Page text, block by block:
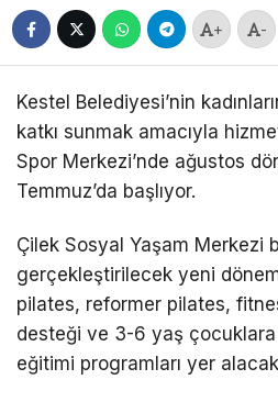
+ -
Kestel Belediyesi’nin
katkı sunmak amacıyla
Spor Merkezi’nde ağustos
Temmuz’da başlıyor.
Çilek Sosyal Yaşam Merkezi
gerçekleştirilecek yeni
pilates, reformer pilates,
desteği ve 3-6 yaş
eğitimi programları yer